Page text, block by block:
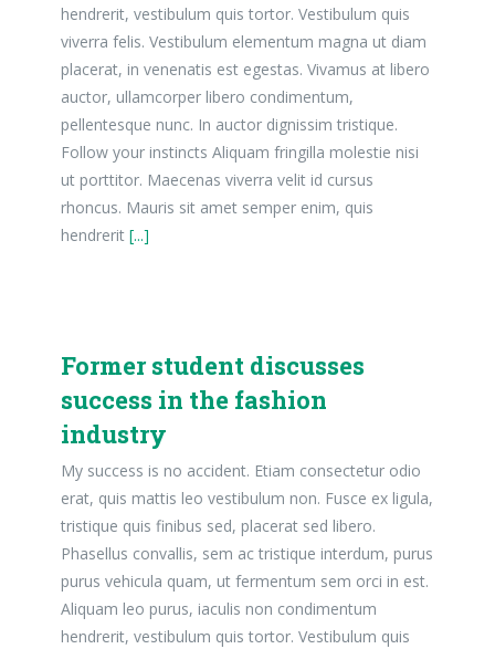
hendrerit, vestibulum quis tortor. Vestibulum quis
viverra felis. Vestibulum elementum magna ut diam
placerat, in venenatis est egestas. Vivamus at libero
auctor, ullamcorper libero condimentum,
pellentesque nunc. In auctor dignissim tristique.
Follow your instincts Aliquam fringilla molestie nisi
ut porttitor. Maecenas viverra velit id cursus
rhoncus. Mauris sit amet semper enim, quis
hendrerit [...]
Former student discusses
success in the fashion
industry
My success is no accident. Etiam consectetur odio
erat, quis mattis leo vestibulum non. Fusce ex ligula,
tristique quis finibus sed, placerat sed libero.
Phasellus convallis, sem ac tristique interdum, purus
purus vehicula quam, ut fermentum sem orci in est.
Aliquam leo purus, iaculis non condimentum
hendrerit, vestibulum quis tortor. Vestibulum quis